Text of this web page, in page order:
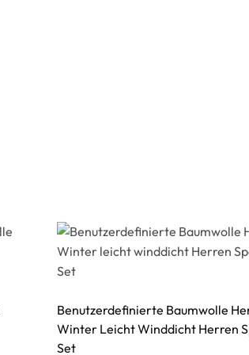
Benutzerdefinierte Baumwolle
Winter Leicht Winddicht Herren
Set